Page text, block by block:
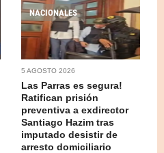
NACIONALES
5 AGOSTO 2026
Las Parras es segura!
Ratifican prisión
preventiva a exdirector
Santiago Hazim tras
imputado desistir de
arresto domiciliario